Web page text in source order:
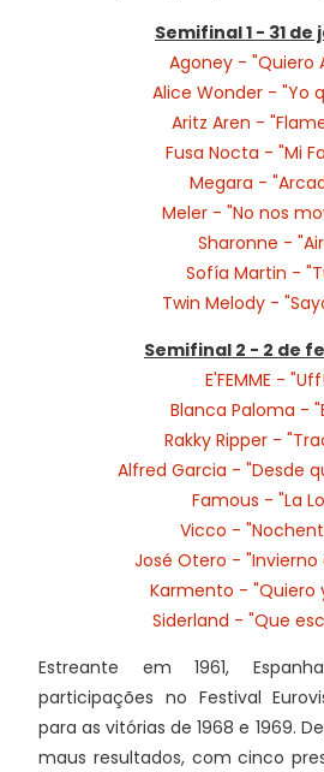
Semifinal 1 - 31 de
Agoney - "Quiero
Alice Wonder - "Yo
Aritz Aren -
Fusa Nocta - "Mi
Megara -
Meler - "No nos
Sharonne -
Sofía Martin -
Twin Melody -
Semifinal 2 - 2 de
E'FEMME -
Blanca Paloma -
Rakky Ripper -
Alfred Garcia - "Desde
Famous - "La
Vicco -
José Otero - "Invierno
Karmento - "Quiero
Siderland - "Que
Estreante em 1961,
participações no Festival
para as vitórias de 1968 e 1969.
maus resultados, com cinco